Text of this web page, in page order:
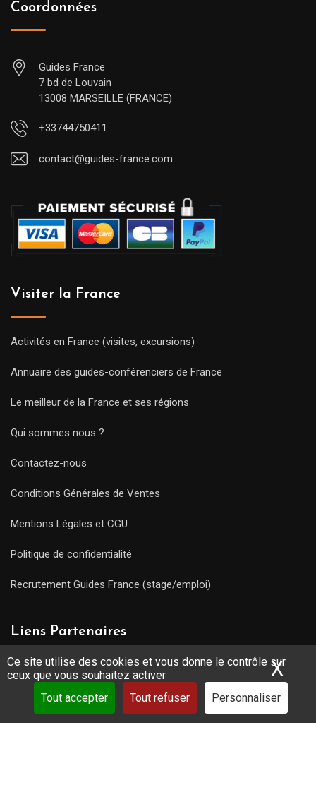
Ce site utilise des cookies et vous donne le contrôle sur
ceux que vous souhaitez activer
Tout accepter
Tout refuser Personnaliser
X
Coordonnées
Guides France
7 bd de Louvain
13008 MARSEILLE (FRANCE)
+33744750411
contact@guides-france.com
Visiter la France
Activités en France (visites, excursions)
Annuaire des guides-conférenciers de France
Le meilleur de la France et ses régions
Qui sommes nous ?
Contactez-nous
Conditions Générales de Ventes
Mentions Légales et CGU
Politique de confidentialité
Recrutement Guides France (stage/emploi)
Liens Partenaires
Publicité
Partenaires / KitMedia